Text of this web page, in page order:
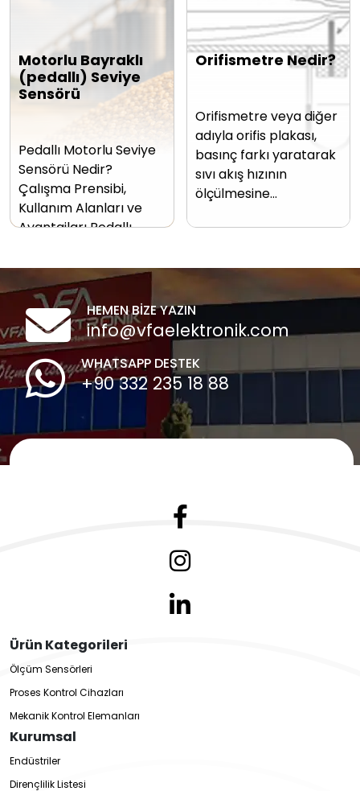
Motorlu Bayraklı
(pedallı) Seviye
Sensörü
Pedallı Motorlu Seviye
Sensörü Nedir?
Çalışma Prensibi,
Kullanım Alanları ve
Avantajları Pedallı…
Orifismetre Nedir?
Orifismetre veya diğer
adıyla orifis plakası,
basınç farkı yaratarak
sıvı akış hızının
ölçülmesine…
HEMEN BİZE YAZIN
info@vfaelektronik.com
WHATSAPP DESTEK
+90 332 235 18 88
Ürün Kategorileri
Ölçüm Sensörleri
Proses Kontrol Cihazları
Mekanik Kontrol Elemanları
Kurumsal
Endüstriler
Dirençlilik Listesi